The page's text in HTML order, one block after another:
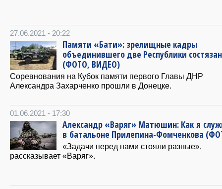
27.06.2021 - 20:22
Памяти «Бати»: зрелищные кадры
объединившего две Республики
(ФОТО, ВИДЕО)
Соревнования на Кубок памяти первого Главы ДНР
Александра Захарченко прошли в Донецке.
01.06.2021 - 17:30
Александр «Варяг» Матюшин: Как я
в батальоне Прилепина-Фомченкова
«Задачи перед нами стояли разные»,
рассказывает «Варяг».